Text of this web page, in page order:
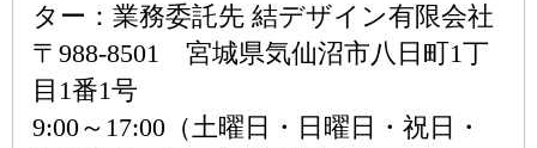
ター：業務委託先 結デザイン有限会社
〒988-8501 宮城県気仙沼市八日町1丁
目1番1号
9:00～17:00（土曜日・日曜日・祝日・